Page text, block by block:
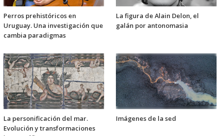
Perros prehistóricos en
Uruguay. Una investigación que
cambia paradigmas
La figura de Alain Delon, el
galán por antonomasia
La personificación del mar.
Evolución y transformaciones
Imágenes de la sed